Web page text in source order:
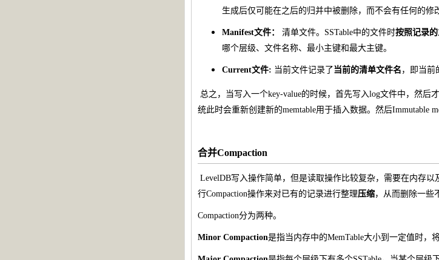
生成后仅可能在之后的归并中被删除，而不会有任何的修
Manifest文件： 清单文件。SSTable中的文件时按照记录
哪个层级、文件名称、最小主键和最大主键。
Current文件: 当前文件记录了当前的清单文件名 ，即当前
总之，当写入一个key-value的时候，首先写入log文件中，然后
统此时会重新创建新的memtable用于插入数据。然后Immutable
合并Compaction
LevelDB写入操作简单，但是读取操作比较复杂，需要在内存
行Compaction操作来对已有的记录进行整理压缩，从而删除一些
Compaction分为两种。
Minor Compaction是指当内存中的MemTable大小到一定值时，